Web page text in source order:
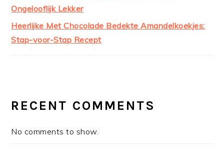
Ongelooflijk Lekker
Heerlijke Met Chocolade Bedekte Amandelkoekjes:
Stap-voor-Stap Recept
RECENT COMMENTS
No comments to show.